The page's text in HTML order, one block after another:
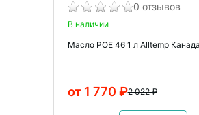
0 отзывов
В наличии
Масло POE 46 1 л Alltemp Канада
2 022 ₽
от 1 770 ₽